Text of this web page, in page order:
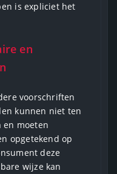
is expliciet het
en
voorschriften
kunnen niet ten
en moeten
opgetekend op
deze
wijze kan